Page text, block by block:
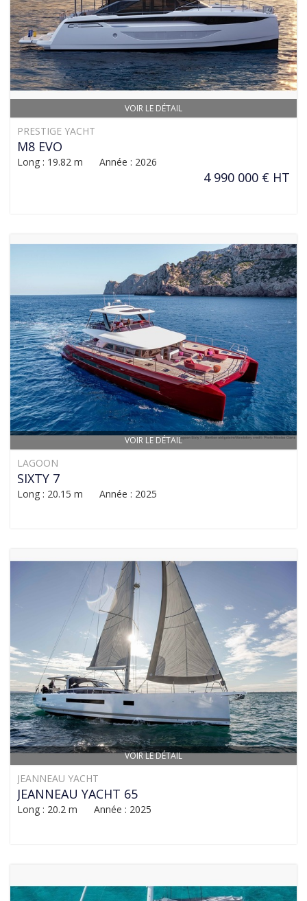
VOIR LE DÉTAIL
PRESTIGE YACHT
M8 EVO
Long : 19.82 m Année : 2026
4 990 000 € HT
VOIR LE DÉTAIL
LAGOON
SIXTY 7
Long : 20.15 m Année : 2025
VOIR LE DÉTAIL
JEANNEAU YACHT
JEANNEAU YACHT 65
Long : 20.2 m Année : 2025